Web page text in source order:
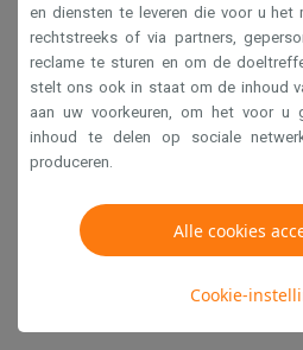
en diensten te leveren die voor u het
rechtstreeks of via partners,
reclame te sturen en om de
stelt ons ook in staat om de inhoud
aan uw voorkeuren, om het voor u
inhoud te delen op sociale
produceren.
Alle cookies
Cookie-